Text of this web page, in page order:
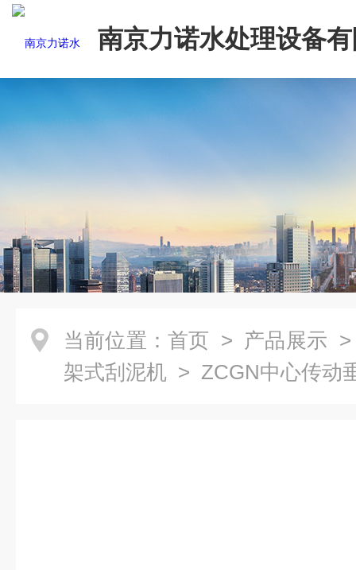
南京力诺水处理设备
当前位置： 首页 > 产品展示
架式刮泥机 > ZCGN中心传动